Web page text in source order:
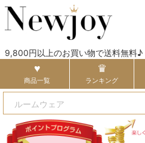
9,800円以上のお買い物で送料無料♪
商品一覧 ランキング